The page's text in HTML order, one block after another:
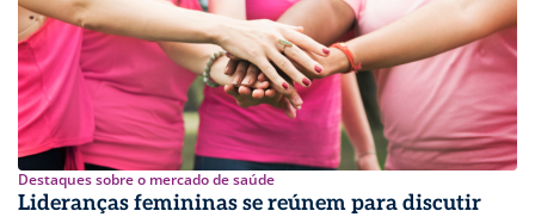
Destaques sobre o mercado de saúde
Lideranças femininas se reúnem para discutir